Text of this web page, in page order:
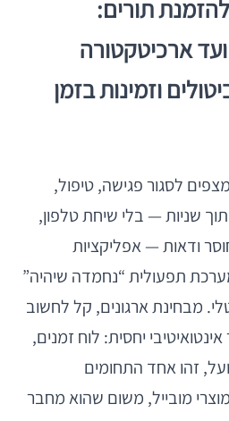
תורים:
ארכיטקטורה
וזמינות בזמן
לסגור פגישה, טיפול,
שניות — בלי שיחת טלפון,
ודאות — אפליקציות
תפעולית “נחמדה שיהיה”
מבחינת ארגונים, קל לחשוב
יחסית: לוח זמנים,
זהו אחד התחומים
מובייל, משום שהוא מחבר